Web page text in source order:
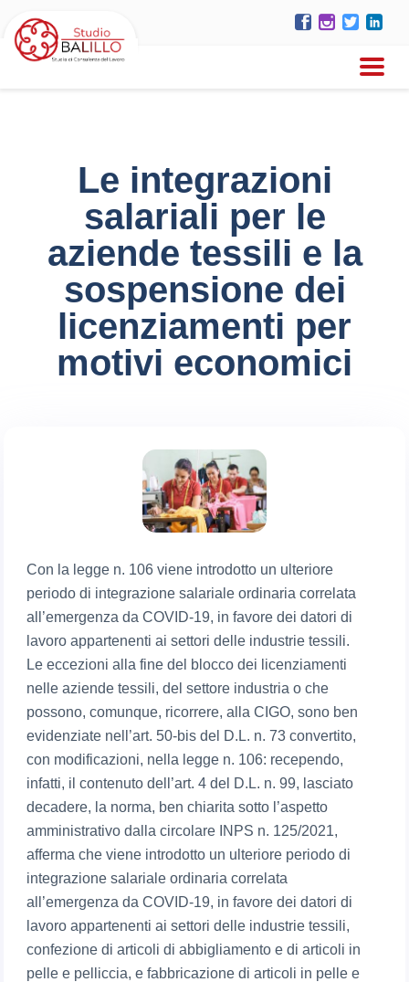
Le integrazioni
salariali per le
aziende tessili e la
sospensione dei
licenziamenti per
motivi economici
Con la legge n. 106 viene introdotto un ulteriore
periodo di integrazione salariale ordinaria correlata
all’emergenza da COVID-19, in favore dei datori di
lavoro appartenenti ai settori delle industrie tessili.
Le eccezioni alla fine del blocco dei licenziamenti
nelle aziende tessili, del settore industria o che
possono, comunque, ricorrere, alla CIGO, sono ben
evidenziate nell’art. 50-bis del D.L. n. 73 convertito,
con modificazioni, nella legge n. 106: recependo,
infatti, il contenuto dell’art. 4 del D.L. n. 99, lasciato
decadere, la norma, ben chiarita sotto l’aspetto
amministrativo dalla circolare INPS n. 125/2021,
afferma che viene introdotto un ulteriore periodo di
integrazione salariale ordinaria correlata
all’emergenza da COVID-19, in favore dei datori di
lavoro appartenenti ai settori delle industrie tessili,
confezione di articoli di abbigliamento e di articoli in
pelle e pelliccia, e fabbricazione di articoli in pelle e